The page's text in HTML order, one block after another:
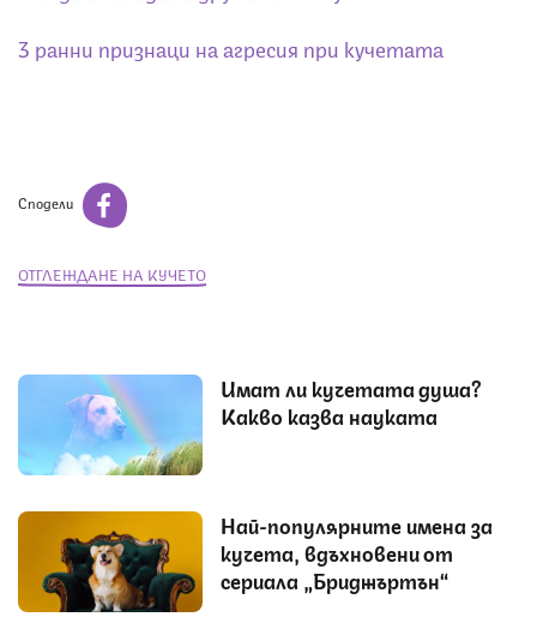
3 ранни признаци на агресия при кучетата
Сподели
ОТГЛЕЖДАНЕ НА КУЧЕТО
Имат ли кучетата душа?
Какво казва науката
Най-популярните имена за
кучета, вдъхновени от
сериала „Бриджъртън“